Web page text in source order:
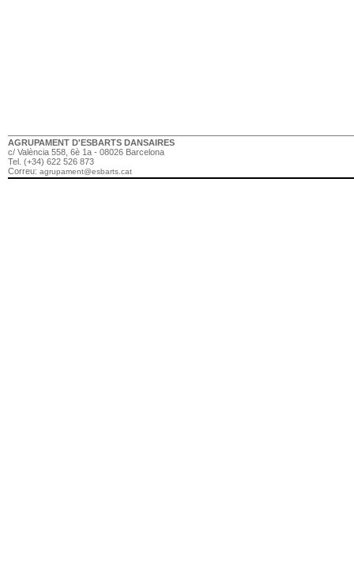
AGRUPAMENT D'ESBARTS DANSAIRES
c/ València 558, 6è 1a - 08026 Barcelona
Tel. (+34) 622 526 873
Correu: agrupament@esbarts.cat